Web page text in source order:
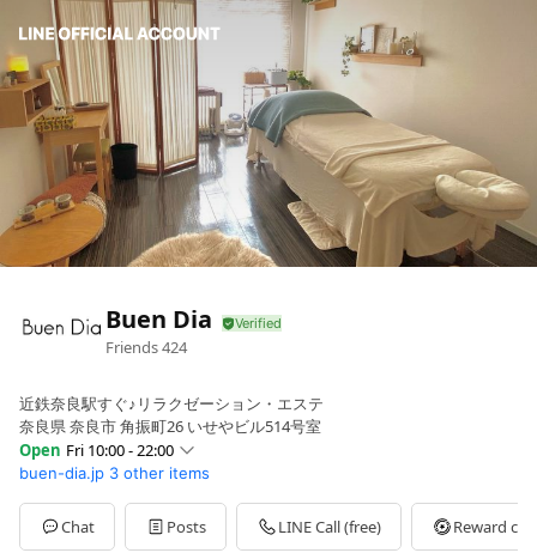
Buen Dia
Friends424
近鉄奈良駅すぐ♪リラクゼーション・エステ
奈良県 奈良市 角振町26 いせやビル514号室
Open Fri 10:00 - 22:00
Sun10:00 - 22:00
Mon10:00 - 22:00
Tue10:00 - 22:00
Wed10:00 - 22:00
buen-dia.jp 3 other items
Chat Posts LINE Call (free) Reward